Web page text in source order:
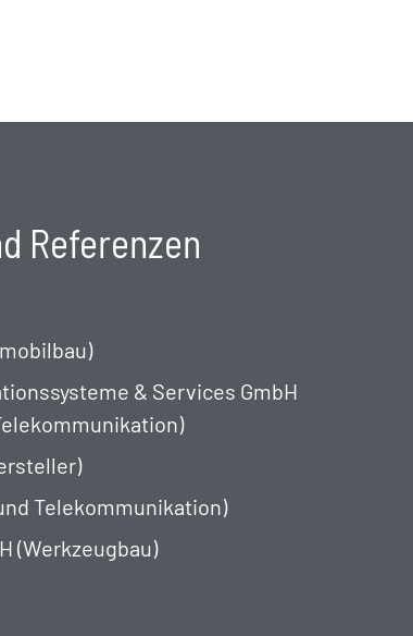
Referenzen
& Services GmbH
Telekommunikation)
(Werkzeugbau)